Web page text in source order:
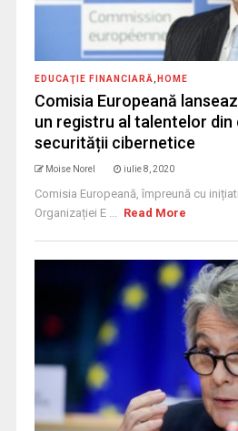
EDUCAŢIE FINANCIARĂ HOME
Comisia Europeană
un registru al talentelor din
securității cibernetice
Moise Norel iulie 8, 2020
Comisia Europeană, împreună cu
Organizației E ... Read More